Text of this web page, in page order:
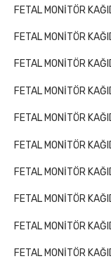
FETAL MONİTÖR
FETAL MONİTÖR
FETAL MONİTÖR
FETAL MONİTÖR
FETAL MONİTÖR
FETAL MONİTÖR
FETAL MONİTÖR
FETAL MONİTÖR
FETAL MONİTÖR
FETAL MONİTÖR